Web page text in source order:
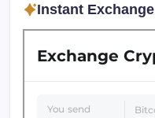
Instant Exchange